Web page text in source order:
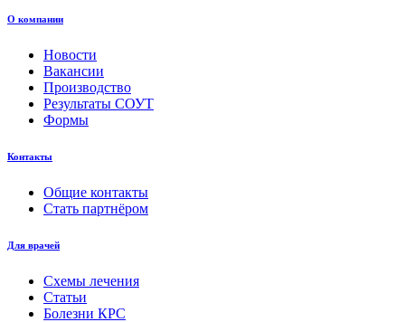
О компании
Новости
Вакансии
Производство
Результаты СОУТ
Формы
Контакты
Общие контакты
Стать партнёром
Для врачей
Схемы лечения
Статьи
Болезни КРС